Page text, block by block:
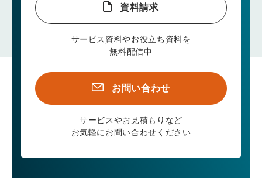
資料請求
サービス資料やお役立ち資料を
無料配信中
お問い合わせ
サービスやお見積もりなど
お気軽にお問い合わせください